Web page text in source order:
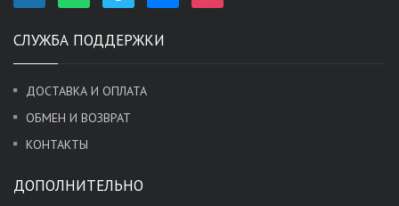
СЛУЖБА ПОДДЕРЖКИ
ДОСТАВКА И ОПЛАТА
ОБМЕН И ВОЗВРАТ
КОНТАКТЫ
ДОПОЛНИТЕЛЬНО